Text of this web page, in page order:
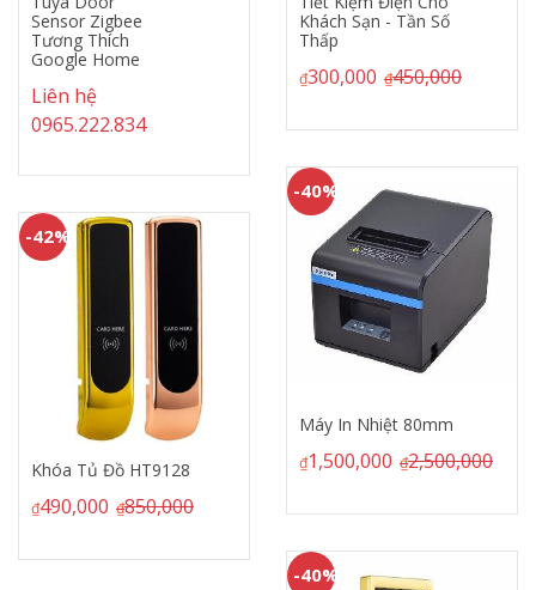
Khách Sạn - Tần Số
Thấp
Máy In Nhiệt 80mm
₫1,500,000 ₫
1,990,000
₫450,000 ₫770,000